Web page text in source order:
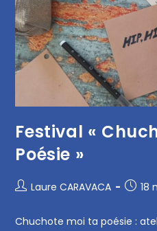
Festival «
Poésie »
Laure CARAVACA 18
Chuchote moi ta poésie :